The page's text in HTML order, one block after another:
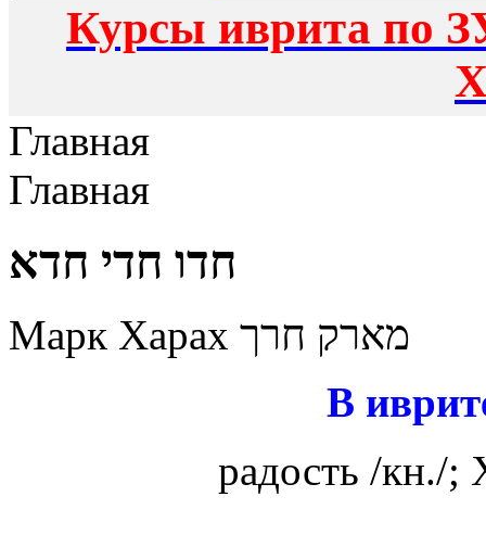
Курсы иврита по
Главная
Главная
חדו חדי חדא
Марк Харах מארק חרך
В
радость /кн./;